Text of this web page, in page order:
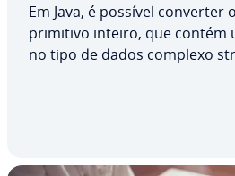
Em Java, é possível converter
primitivo inteiro, que contém
no tipo de dados complexo